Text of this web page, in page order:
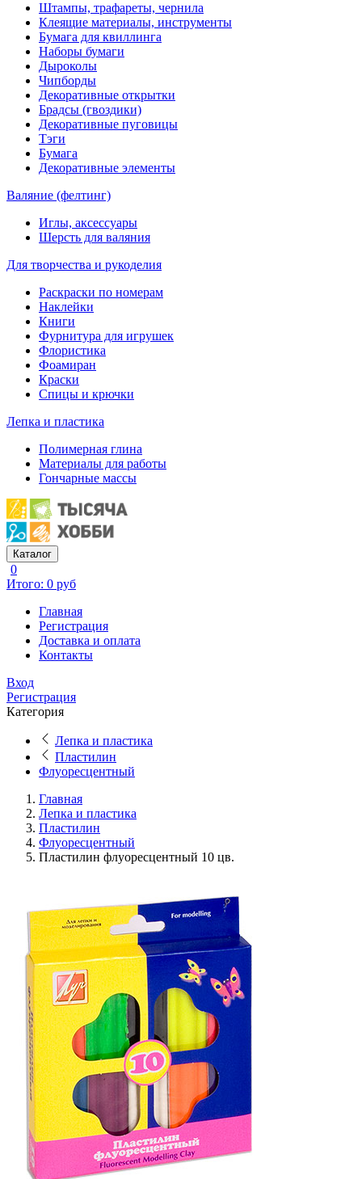
Штампы, трафареты, чернила
Клеящие материалы, инструменты
Бумага для квиллинга
Наборы бумаги
Дыроколы
Чипборды
Декоративные открытки
Брадсы (гвоздики)
Декоративные пуговицы
Тэги
Бумага
Декоративные элементы
Валяние (фелтинг)
Иглы, аксессуары
Шерсть для валяния
Для творчества и рукоделия
Раскраски по номерам
Наклейки
Книги
Фурнитура для игрушек
Флористика
Фоамиран
Краски
Спицы и крючки
Лепка и пластика
Полимерная глина
Материалы для работы
Гончарные массы
Каталог
0
Итого: 0 руб
Главная
Регистрация
Доставка и оплата
Контакты
Вход
Регистрация
Категория
Лепка и пластика
Пластилин
Флуоресцентный
Главная
Лепка и пластика
Пластилин
Флуоресцентный
Пластилин флуоресцентный 10 цв.